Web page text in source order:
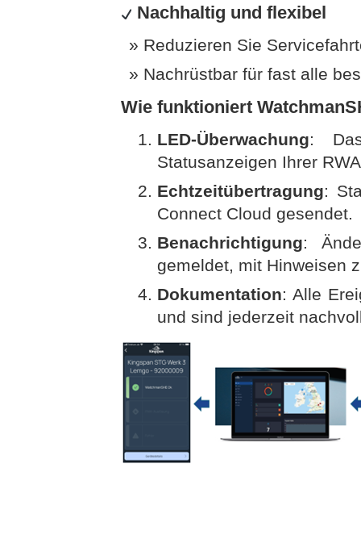
Nachhaltig und flexibel
Reduzieren Sie
Nachrüstbar für fast alle
Wie funktioniert
LED-Überwachung:
Statusanzeigen Ihrer
Echtzeitübertragung:
Connect Cloud gesendet.
Benachrichtigung:
gemeldet, mit Hinweisen
Dokumentation: Alle
und sind jederzeit